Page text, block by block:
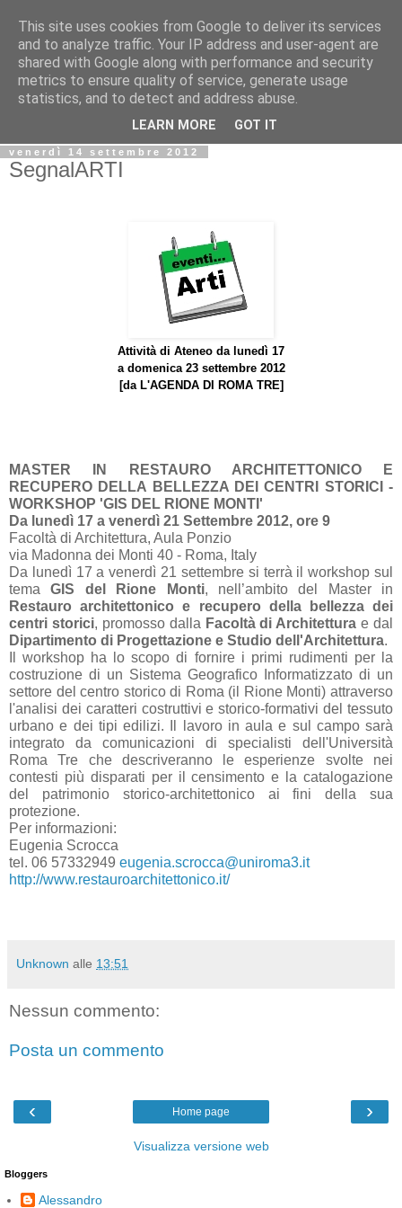
Biblio@rti in
Il Blog della Biblioteca di Area delle arti per condividere
informazioni iniziative incontri
venerdì 14 settembre 2012
SegnalARTI
Attività di Ateneo da lunedì 17
a domenica 23 settembre 2012
[da L'AGENDA DI ROMA TRE]
MASTER IN RESTAURO ARCHITETTONICO E
RECUPERO DELLA BELLEZZA DEI CENTRI STORICI -
WORKSHOP 'GIS DEL RIONE MONTI'
Da lunedì 17 a venerdì 21 Settembre 2012, ore 9
Facoltà di Architettura, Aula Ponzio
via Madonna dei Monti 40 - Roma, Italy
Da lunedì 17 a venerdì 21 settembre si terrà il workshop sul
temaGIS del Rione Monti, nell’ambito del Master in
Restauro architettonico e recupero della bellezza dei
centri storici, promosso dalla Facoltà di Architetturae dal
Dipartimento di Progettazione e Studio dell'Architettura.
Il workshop ha lo scopo di fornire i primi rudimenti per la
costruzione di un Sistema Geografico Informatizzato di un
settore del centro storico di Roma (il Rione Monti) attraverso
l'analisi dei caratteri costruttivi e storico-formativi del tessuto
urbano e dei tipi edilizi. Il lavoro in aula e sul campo sarà
integrato da comunicazioni di specialisti dell'Università
Roma Tre che descriveranno le esperienze svolte nei
contesti più disparati per il censimento e la catalogazione
del patrimonio storico-architettonico ai fini della sua
protezione.
Per informazioni:
Eugenia Scrocca
tel. 06 57332949 eugenia.scrocca@uniroma3.it
http://www.restauroarchitettonico.it/
Unknown alle 13:51
Nessun commento:
Posta un commento
‹ ›
Home page
Visualizza versione web
Bloggers
Alessandro
This site uses cookies from Google to deliver its services
and to analyze traffic. Your IP address and user-agent are
shared with Google along with performance and security
metrics to ensure quality of service, generate usage
statistics, and to detect and address abuse.
LEARN MORE GOT IT